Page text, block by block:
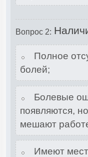
Вопрос 2:
Полное
болей;
Болевые
появляются,
мешают
Имеют